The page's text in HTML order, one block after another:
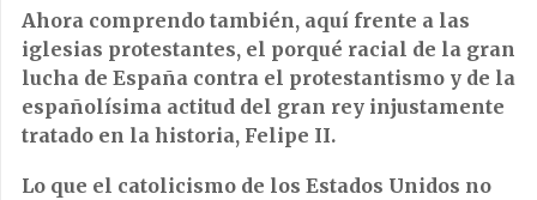
Ahora comprendo también, aquí frente a las
iglesias protestantes, el porqué racial de la gran
lucha de España contra el protestantismo y de la
españolísima actitud del gran rey injustamente
tratado en la historia, Felipe II.
Lo que el catolicismo de los Estados Unidos no